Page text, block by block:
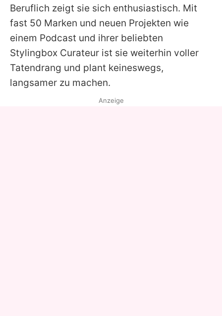
Beruflich zeigt sie sich enthusiastisch. Mit
fast 50 Marken und neuen Projekten wie
einem Podcast und ihrer beliebten
Stylingbox Curateur ist sie weiterhin voller
Tatendrang und plant keineswegs,
langsamer zu machen.
Anzeige